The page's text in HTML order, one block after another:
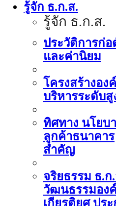
รู้จัก ธ.ก.ส.
รู้จัก ธ.ก.ส.
ประวัติการก่อ
และค่านิยม
โครงสร้างอง
บริหารระดับสู
ทิศทาง นโยบ
ลูกค้าธนาคาร
สำคัญ
จริยธรรม ธ.ก
วัฒนธรรมอง
เกียรติยศ ประ